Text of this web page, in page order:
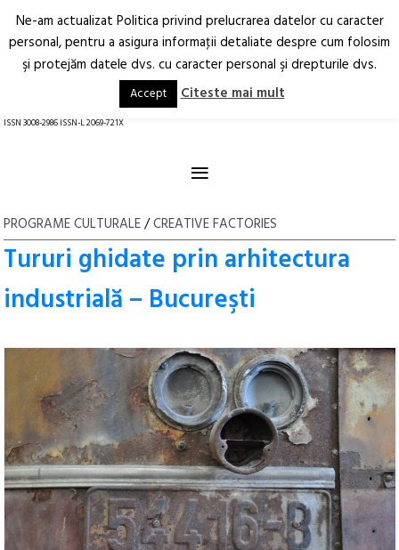
Arhitectură.
Oraș.
RO EN
ISSN 3008-2986 ISSN-L 2069-721X
≡
PROGRAME CULTURALE/CREATIVE FACTORIES
Tururi ghidate prin arhitectura
industrială – Bucureşti
Ne-am actualizat Politica privind prelucrarea datelor cu caracter
personal, pentru a asigura informaţii detaliate despre cum folosim
şi protejăm datele dvs. cu caracter personal şi drepturile dvs.
Accept Citeste mai mult